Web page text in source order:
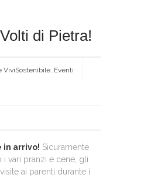
di Pietra!
ViviSostenibile Eventi
in arrivo! Sicuramente
i vari pranzi e cene, gli
ai parenti durante i